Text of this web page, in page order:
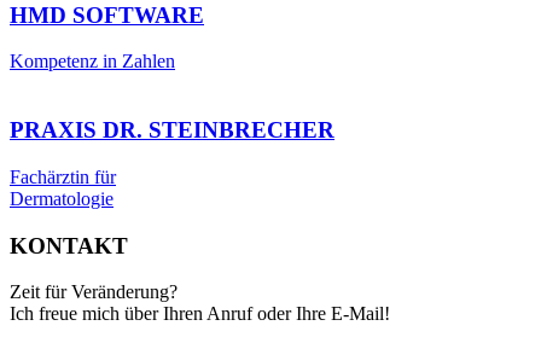
HMD SOFTWARE
Kompetenz in Zahlen
PRAXIS DR. STEINBRECHER
Fachärztin für
Dermatologie
KONTAKT
Zeit für Veränderung?
Ich freue mich über Ihren Anruf oder Ihre E-Mail!